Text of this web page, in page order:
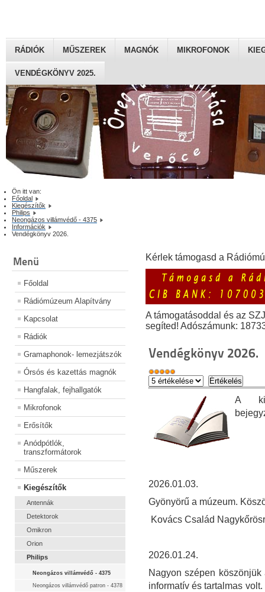
RÁDIÓK MŰSZEREK MAGNÓK MIKROFONOK
VENDÉGKÖNYV 2025.
Ön itt van:
Főoldal
Kiegészítők
Philips
Neongázos villámvédő - 4375
Információk
Vendégkönyv 2026.
Menü
Főoldal
Rádiómúzeum Alapítvány
Kapcsolat
Rádiók
Gramaphonok- lemezjátszók
Órsós és kazettás magnók
Hangfalak, fejhallgatók
Mikrofonok
Erősítők
Anódpótlók,
transzformátorok
Műszerek
Kiegészítők
Antennák
Detektorok
Omikron
Orion
Philips
Neongázos villámvédő - 4375
Neongázos villámvédő patron - 4378
Kérlek támogasd a
A támogatásoddal és az
segíted! Adószámunk:
Vendégkönyv 2026.
A
2026.01.03.
Gyönyörű a múzeum.
Kovács Család
2026.01.24.
Nagyon szépen
informatív és tartalmas